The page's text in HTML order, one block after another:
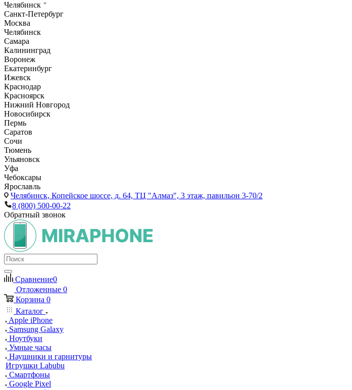
Челябинск
Санкт-Петербург
Москва
Челябинск
Самара
Калининград
Воронеж
Екатеринбург
Ижевск
Краснодар
Красноярск
Нижний Новгород
Новосибирск
Пермь
Саратов
Сочи
Тюмень
Ульяновск
Уфа
Чебоксары
Ярославль
Челябинск, Копейское шоссе, д. 64, ТЦ "Алмаз", 3 этаж, павильон 3-70/2
8 (800) 500-00-22
Обратный звонок
Сравнение0
Отложенные 0
Корзина 0
Каталог
Apple iPhone
Samsung Galaxy
Ноутбуки
Умные часы
Наушники и гарнитуры
Игрушки Labubu
Смартфоны
Google Pixel